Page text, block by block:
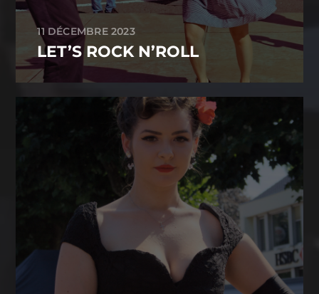
11 DÉCEMBRE 2023
LET’S ROCK N’ROLL